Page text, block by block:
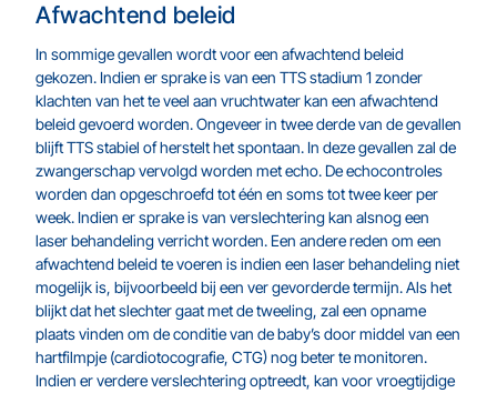
Afwachtend beleid
In sommige gevallen wordt voor een afwachtend beleid
gekozen. Indien er sprake is van een TTS stadium 1 zonder
klachten van het te veel aan vruchtwater kan een afwachtend
beleid gevoerd worden. Ongeveer in twee derde van de gevallen
blijft TTS stabiel of herstelt het spontaan. In deze gevallen zal de
zwangerschap vervolgd worden met echo. De echocontroles
worden dan opgeschroefd tot één en soms tot twee keer per
week. Indien er sprake is van verslechtering kan alsnog een
laser behandeling verricht worden. Een andere reden om een
afwachtend beleid te voeren is indien een laser behandeling niet
mogelijk is, bijvoorbeeld bij een ver gevorderde termijn. Als het
blijkt dat het slechter gaat met de tweeling, zal een opname
plaats vinden om de conditie van de baby’s door middel van een
hartfilmpje (cardiotocografie, CTG) nog beter te monitoren.
Indien er verdere verslechtering optreedt, kan voor vroegtijdige